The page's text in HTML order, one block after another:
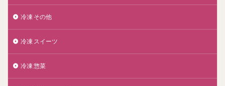
冷凍 その他
冷凍 スイーツ
冷凍 惣菜